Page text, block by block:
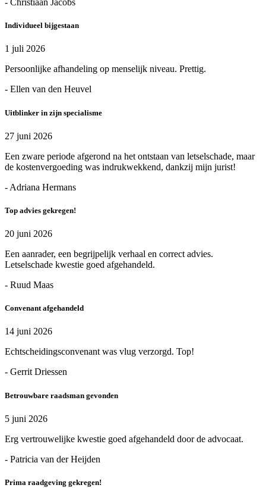
- Christiaan Jacobs
Individueel bijgestaan
1 juli 2026
Persoonlijke afhandeling op menselijk niveau. Prettig.
- Ellen van den Heuvel
Uitblinker in zijn specialisme
27 juni 2026
Een zware periode afgerond na het ontstaan van letselschade, maar
de kostenvergoeding was indrukwekkend, dankzij mijn jurist!
- Adriana Hermans
Top advies gekregen!
20 juni 2026
Een aanrader, een begrijpelijk verhaal en correct advies.
Letselschade kwestie goed afgehandeld.
- Ruud Maas
Convenant afgehandeld
14 juni 2026
Echtscheidingsconvenant was vlug verzorgd. Top!
- Gerrit Driessen
Betrouwbare raadsman gevonden
5 juni 2026
Erg vertrouwelijke kwestie goed afgehandeld door de advocaat.
- Patricia van der Heijden
Prima raadgeving gekregen!